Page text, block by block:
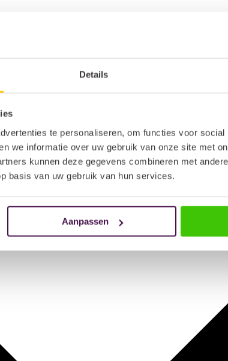
Details
te personaliseren, om functies voor
we informatie over uw gebruik van onze site met
kunnen deze gegevens combineren met
basis van uw gebruik van hun services.
Aanpassen